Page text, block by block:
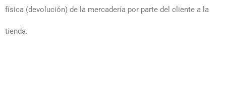
física (devolución) de la mercadería por parte del cliente a la
tienda.